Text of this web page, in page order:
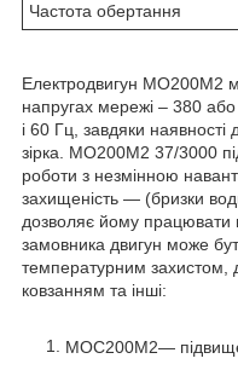
Частота обертання
Електродвигун МО200М2
напругах мережі – 380
і 60 Гц, завдяки
зірка. МО200М2 37/3000
роботи з незмінною
захищеність ― (бризки
дозволяє йому працювати
замовника двигун може
температурним захистом,
ковзанням та інші:
МОС200М2―